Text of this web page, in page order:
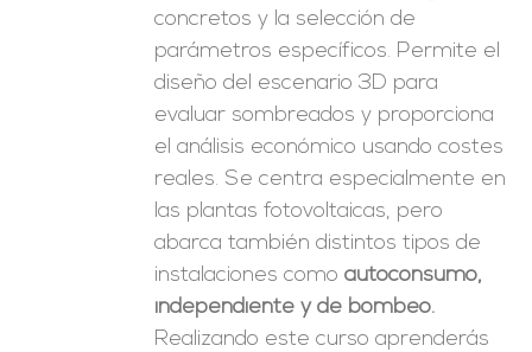
concretos y la selección de
parámetros específicos. Permite el
diseño del escenario 3D para
evaluar sombreados y proporciona
el análisis económico usando costes
reales. Se centra especialmente en
las plantas fotovoltaicas, pero
abarca también distintos tipos de
instalaciones comoautoconsumo,
independiente y de bombeo.
Realizando este curso aprenderás